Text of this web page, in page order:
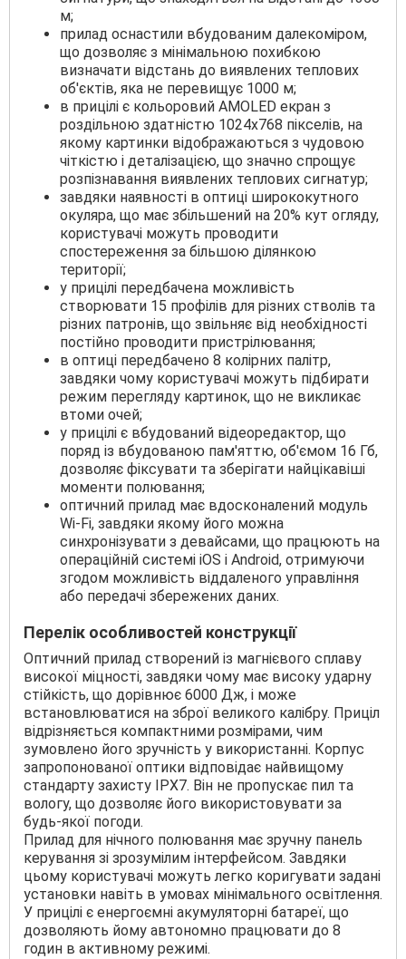
м;
прилад оснастили вбудованим далекоміром,
що дозволяє з мінімальною похибкою
визначати відстань до виявлених теплових
об'єктів, яка не перевищує 1000 м;
в прицілі є кольоровий AMOLED екран з
роздільною здатністю 1024х768 пікселів, на
якому картинки відображаються з чудовою
чіткістю і деталізацією, що значно спрощує
розпізнавання виявлених теплових сигнатур;
завдяки наявності в оптиці ширококутного
окуляра, що має збільшений на 20% кут огляду,
користувачі можуть проводити
спостереження за більшою ділянкою
території;
у прицілі передбачена можливість
створювати 15 профілів для різних стволів та
різних патронів, що звільняє від необхідності
постійно проводити пристрілювання;
в оптиці передбачено 8 колірних палітр,
завдяки чому користувачі можуть підбирати
режим перегляду картинок, що не викликає
втоми очей;
у прицілі є вбудований відеоредактор, що
поряд із вбудованою пам'яттю, об'ємом 16 Гб,
дозволяє фіксувати та зберігати найцікавіші
моменти полювання;
оптичний прилад має вдосконалений модуль
Wi-Fi, завдяки якому його можна
синхронізувати з девайсами, що працюють на
операційній системі iOS і Android, отримуючи
згодом можливість віддаленого управління
або передачі збережених даних.
Перелік особливостей конструкції
Оптичний прилад створений із магнієвого сплаву
високої міцності, завдяки чому має високу ударну
стійкість, що дорівнює 6000 Дж, і може
встановлюватися на зброї великого калібру. Приціл
відрізняється компактними розмірами, чим
зумовлено його зручність у використанні. Корпус
запропонованої оптики відповідає найвищому
стандарту захисту IPХ7. Він не пропускає пил та
вологу, що дозволяє його використовувати за
будь-якої погоди.
Прилад для нічного полювання має зручну панель
керування зі зрозумілим інтерфейсом. Завдяки
цьому користувачі можуть легко коригувати задані
установки навіть в умовах мінімального освітлення.
У прицілі є енергоємні акумуляторні батареї, що
дозволяють йому автономно працювати до 8
годин в активному режимі.